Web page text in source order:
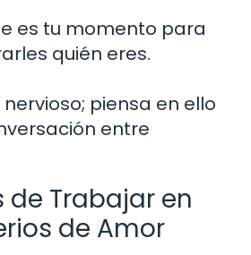
es tu momento para
quién eres.
piensa en ello
entre
de Trabajar en
de Amor